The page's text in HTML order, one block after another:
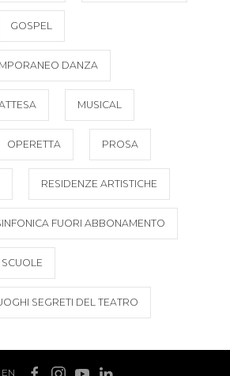
GOSPEL
DANZA
MUSICAL
OPERETTA PROSA
RESIDENZE ARTISTICHE
FUORI ABBONAMENTO
SEGRETI DEL TEATRO
EN